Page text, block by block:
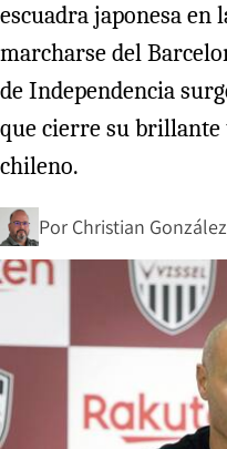
escuadra japonesa en
marcharse del
de Independencia
que cierre su
chileno.
Por Christian González